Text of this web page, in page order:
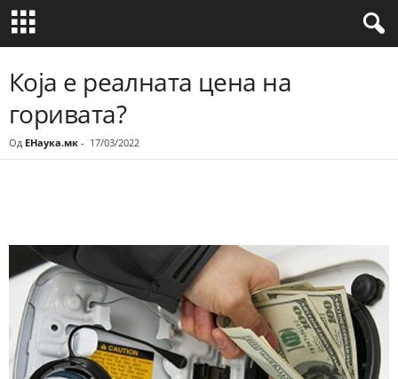
Која е реалната цена на
горивата?
Од ЕНаука.мк - 17/03/2022